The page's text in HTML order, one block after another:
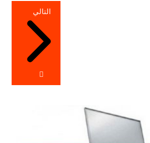
التالي